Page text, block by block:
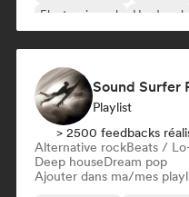
Electronic rock
Hard rock
Sound Surfer
Playlist
> 2500 feedbacks
Alternative rockBeats /
Deep houseDream pop
Ajouter dans ma/mes